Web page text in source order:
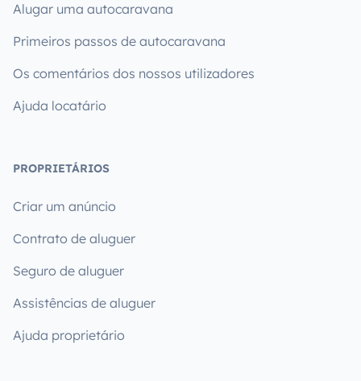
Alugar uma autocaravana
Primeiros passos de autocaravana
Os comentários dos nossos utilizadores
Ajuda locatário
PROPRIETÁRIOS
Criar um anúncio
Contrato de aluguer
Seguro de aluguer
Assistências de aluguer
Ajuda proprietário